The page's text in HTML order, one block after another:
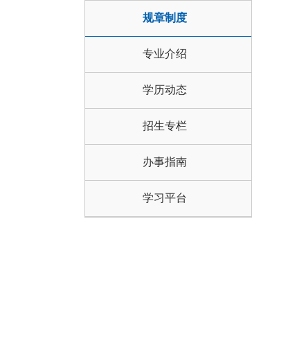
规章制度
专业介绍
学历动态
招生专栏
办事指南
学习平台